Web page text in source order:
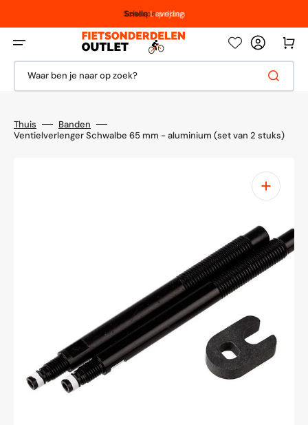
content
SnelleLevering
Vanaf € 100,- / € 150,-Scherpeprijzen
Waar ben je naar op zoek?
Thuis
Banden
Ventielverlenger Schwalbe 65 mm - aluminium (set van 2 stuks)
1
van
media
openen
in
galerieweergave